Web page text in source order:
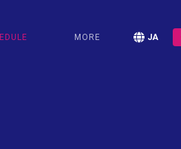
MORE JA